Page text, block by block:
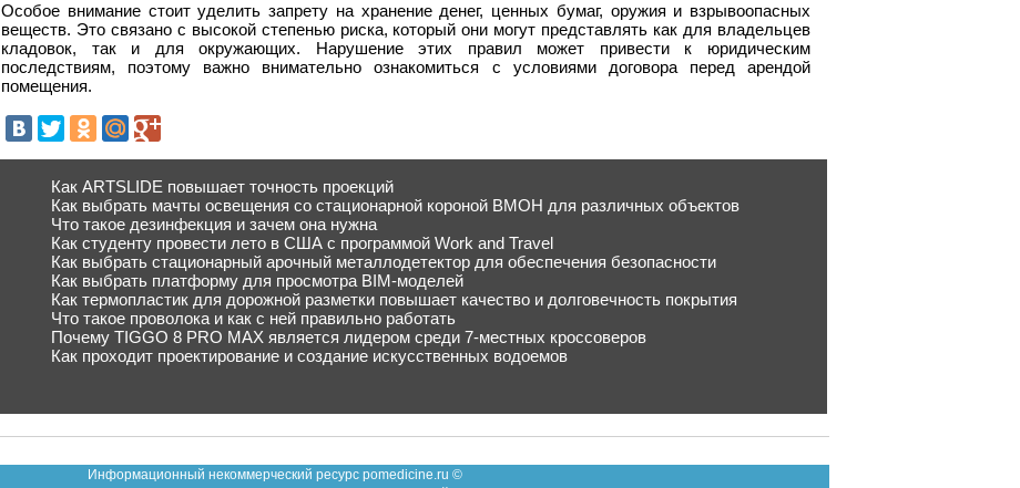
Особое внимание стоит уделить запрету на хранение денег, ценных бумаг, оружия и взрывоопасных
веществ. Это связано с высокой степенью риска, который они могут представлять как для владельцев
кладовок, так и для окружающих. Нарушение этих правил может привести к юридическим
последствиям, поэтому важно внимательно ознакомиться с условиями договора перед арендой
помещения.
Как ARTSLIDE повышает точность проекций
Как выбрать мачты освещения со стационарной короной ВМОН для различных объектов
Что такое дезинфекция и зачем она нужна
Как студенту провести лето в США с программой Work and Travel
Как выбрать стационарный арочный металлодетектор для обеспечения безопасности
Как выбрать платформу для просмотра BIM-моделей
Как термопластик для дорожной разметки повышает качество и долговечность покрытия
Что такое проволока и как с ней правильно работать
Почему TIGGO 8 PRO MAX является лидером среди 7-местных кроссоверов
Как проходит проектирование и создание искусственных водоемов
Информационный некоммерческий ресурс pomedicine.ru ©